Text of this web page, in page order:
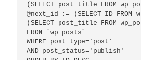
(SELECT post_title FROM
@next_id := (SELECT ID
(SELECT post_title FROM
FROM `wp_posts`
WHERE post_type='post'
AND post_status='publish'